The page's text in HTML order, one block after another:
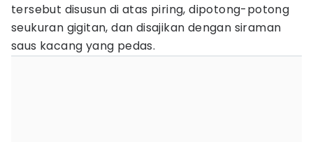
tersebut disusun di atas piring, dipotong-potong
seukuran gigitan, dan disajikan dengan siraman
saus kacang yang pedas.